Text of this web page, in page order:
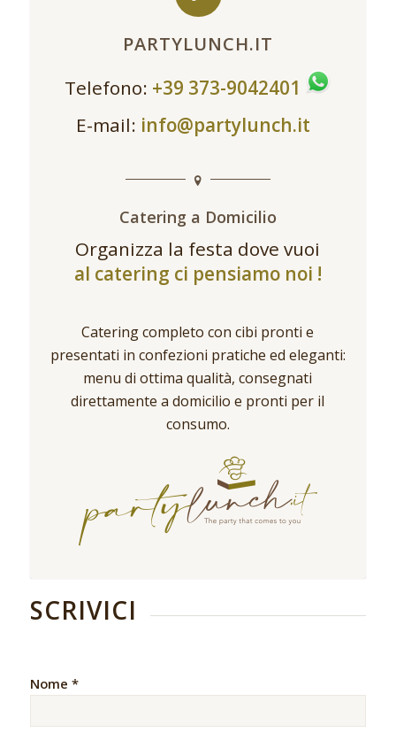
PARTYLUNCH.IT
Telefono: +39 373-9042401
E-mail: info@partylunch.it
Catering a Domicilio
Organizza la festa dove vuoi
al catering ci pensiamo noi !
Catering completo con cibi pronti e
presentati in confezioni pratiche ed eleganti:
menu di ottima qualità, consegnati
direttamente a domicilio e pronti per il
consumo.
SCRIVICI
Nome *